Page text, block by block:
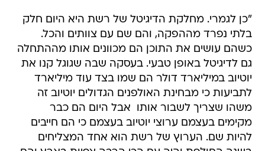
"כן לגמרי. מחלקת הדיגיטל של רשת היא היום חלק
בלתי נפרד מההפקה, והם שם עם צוותים והכל.
כשהם עושים את התוכן הם מכוונים אותו מההתחלה
גם לדיגיטל באופן טבעי. בעסקה שבה שגוגל קנו את
יוטיוב במיליארד דולר הם שמו בצד עוד מיליארד
לתביעות כי מבחינת האולפנים הגדולים יוטיוב זה
משהו שצריך לשבור אותו  אבל היום הם כבר
מקימים בעצמם ערוצי יוטיוב בעצמם כי הם חייבים
להיות שם. הערוץ של רשת הוא אחד המצליחים